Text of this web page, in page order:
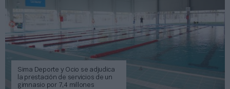
Sima Deporte y Ocio se adjudica
la prestación de servicios de un
gimnasio por 7,4 millones